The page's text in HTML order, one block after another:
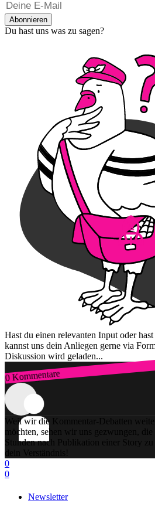
Abonnieren
Du hast uns was zu sagen?
Hast du einen relevanten Input oder
kannst uns dein Anliegen gerne via
Diskussion wird geladen...
0 Kommentare
Zum Login
Weil wir die Kommentar-Debatten
möchten, sehen wir uns gezwungen,
Stunden nach Publikation einer Story zu
dein Verständnis!
0
0
Newsletter